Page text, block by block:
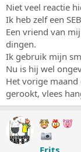
Niet veel reactie
Ik heb zelf een
Een vriend van
dingen.
Ik gebruik mijn
Nu is hij wel
Het vorige maand
gerookt, vlees
Frits